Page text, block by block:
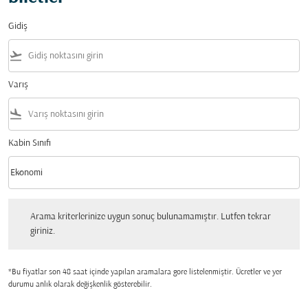
Gidiş
flight_takeoff
Varış
flight_land
Kabin Sınıfı
Kabin Sınıfı option Ekonomi Selected
Ekonomi
keyboard_arrow_down
Arama kriterlerinize uygun sonuç bulunamamıştır. Lutfen tekrar
giriniz.
*Bu fiyatlar son 48 saat içinde yapılan aramalara gore listelenmiştir. Ücretler ve yer
durumu anlık olarak değişkenlik gösterebilir.